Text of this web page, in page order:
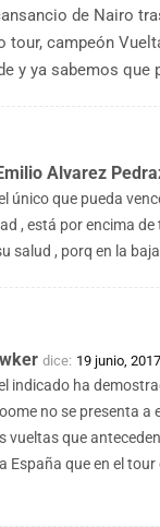
de Nairo
tour, campeón
y ya sabemos que
Alvarez
único que pueda
, está por encima
salud , porq en la
dice: 19 junio,
indicado ha
no se presenta a
vueltas que
España que en el